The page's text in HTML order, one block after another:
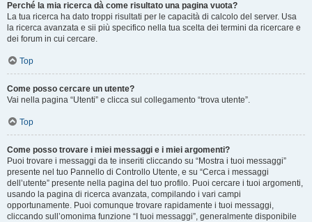
Perché la mia ricerca dà come risultato una pagina vuota?
La tua ricerca ha dato troppi risultati per le capacità di calcolo del server. Usa
la ricerca avanzata e sii più specifico nella tua scelta dei termini da ricercare e
dei forum in cui cercare.
Top
Come posso cercare un utente?
Vai nella pagina “Utenti” e clicca sul collegamento “trova utente”.
Top
Come posso trovare i miei messaggi e i miei argomenti?
Puoi trovare i messaggi da te inseriti cliccando su “Mostra i tuoi messaggi”
presente nel tuo Pannello di Controllo Utente, e su “Cerca i messaggi
dell’utente” presente nella pagina del tuo profilo. Puoi cercare i tuoi argomenti,
usando la pagina di ricerca avanzata, compilando i vari campi
opportunamente. Puoi comunque trovare rapidamente i tuoi messaggi,
cliccando sull’omonima funzione “I tuoi messaggi”, generalmente disponibile